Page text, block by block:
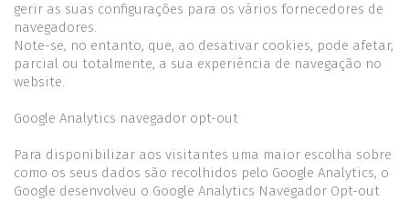
gerir as suas configurações para os vários fornecedores de
navegadores.
Note-se, no entanto, que, ao desativar cookies, pode afetar,
parcial ou totalmente, a sua experiência de navegação no
website.
Google Analytics navegador opt-out
Para disponibilizar aos visitantes uma maior escolha sobre
como os seus dados são recolhidos pelo Google Analytics, o
Google desenvolveu o Google Analytics Navegador Opt-out